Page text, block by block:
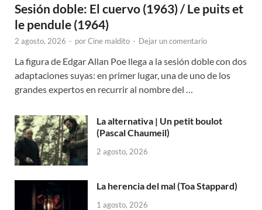
Sesión doble: El cuervo (1963) / Le puits et
le pendule (1964)
2 agosto, 2026 - porCine maldito - Dejar un comentario
La figura de Edgar Allan Poe llega a la sesión doble con dos
adaptaciones suyas: en primer lugar, una de uno de los
grandes expertos en recurrir al nombre del …
La alternativa | Un petit boulot
(Pascal Chaumeil)
2 agosto, 2026
La herencia del mal (Toa Stappard)
1 agosto, 2026